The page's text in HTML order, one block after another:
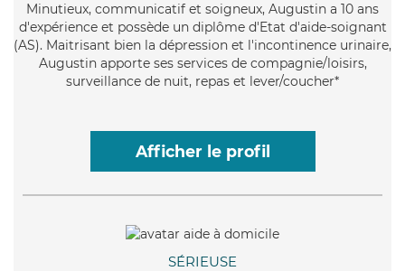
Minutieux, communicatif et soigneux, Augustin a 10 ans
d'expérience et possède un diplôme d'Etat d'aide-soignant
(AS). Maitrisant bien la dépression et l'incontinence urinaire,
Augustin apporte ses services de compagnie/loisirs,
surveillance de nuit, repas et lever/coucher*
Afficher le profil
SÉRIEUSE